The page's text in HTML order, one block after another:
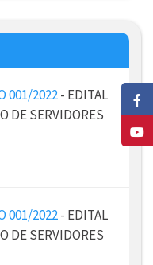
001/2022- EDITAL
DE SERVIDORES
001/2022- EDITAL
DE SERVIDORES